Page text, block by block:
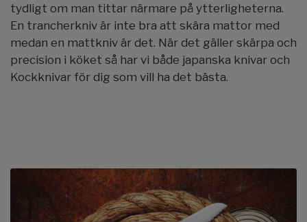
tydligt om man tittar närmare på ytterligheterna.
En trancherkniv är inte bra att skära mattor med
medan en mattkniv är det. När det gäller skärpa och
precision i köket så har vi både japanska knivar och
Kockknivar för dig som vill ha det bästa.